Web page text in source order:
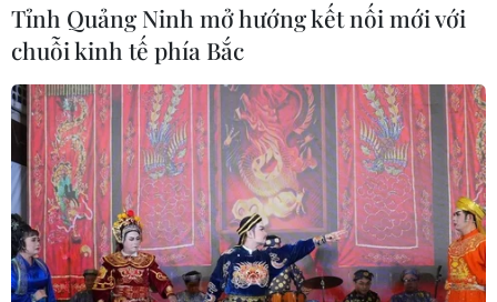
Tổng Biên tập: TRẦN TIẾN DUẨN
Phó Tổng Biên tập: NGUYỄN THỊ TÁM, KHÚC THANH
THỦY
Sở hữu trí tuệ
Quy định sử dụng
RSS
Hỗ trợ
Tỉnh Quảng Ninh mở hướng kết nối mới với
chuỗi kinh tế phía Bắc